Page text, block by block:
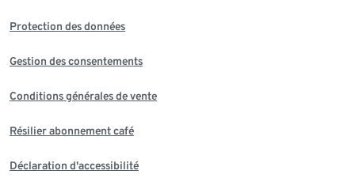
Protection des données
Gestion des consentements
Conditions générales de vente
Résilier abonnement café
Déclaration d'accessibilité